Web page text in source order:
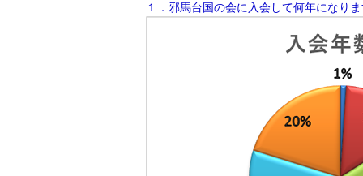
１．邪馬台国の会に入会して何年になり